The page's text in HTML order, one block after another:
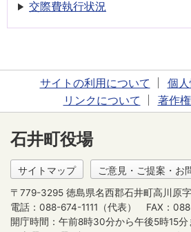
交際費執行状況
サイトの利用について
個
リンクについて
著作
石井町役場
サイトマップ ご意見・ご提案・お
〒779-3295 徳島県名西郡石井町高川原
電話：088-674-1111（代表）
FAX：
開庁時間：午前8時30分から午後5時15分